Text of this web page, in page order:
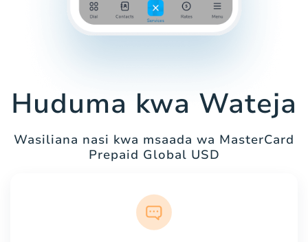
Huduma kwa Wateja
Wasiliana nasi kwa msaada wa MasterCard
Prepaid Global USD